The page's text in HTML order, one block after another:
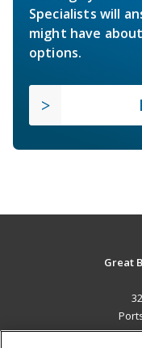
Specialists will
might have
options.
Great